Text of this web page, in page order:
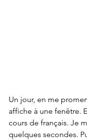
Un jour, en me
affiche à une fenêtre.
cours de français. Je
quelques secondes.